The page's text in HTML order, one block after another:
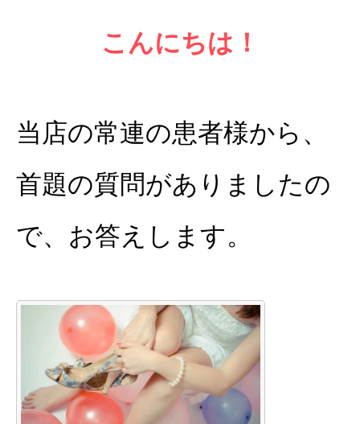
こんにちは！
当店の常連の患者様から、
首題の質問がありましたの
で、お答えします。